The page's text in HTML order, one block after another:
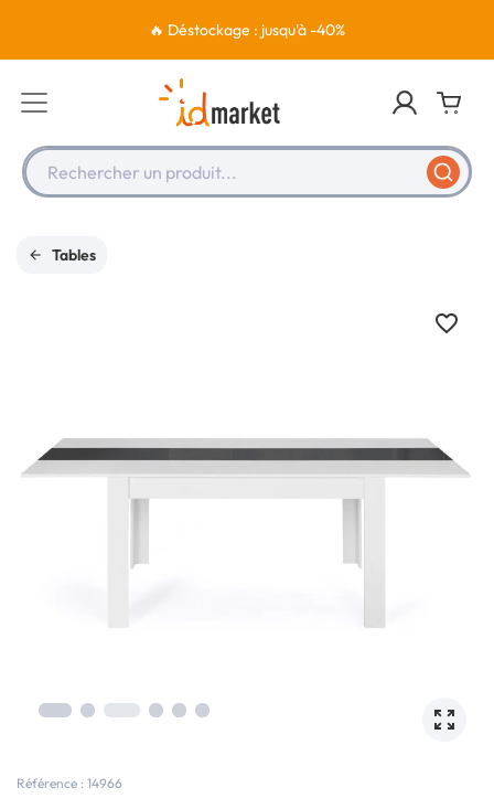
🔥 Déstockage : jusqu'à -40%
Rechercher un produit...
Tables
Référence : 14966
favorite_border